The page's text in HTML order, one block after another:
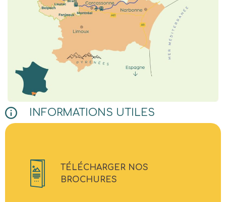
INFORMATIONS UTILES
TÉLÉCHARGER NOS
BROCHURES